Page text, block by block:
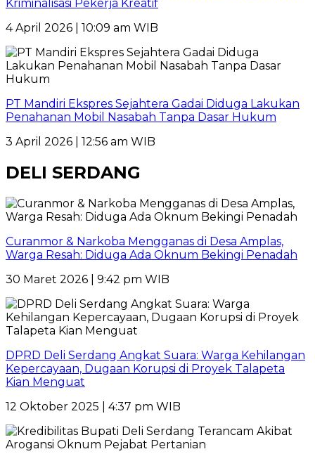
Kriminalisasi Pekerja Kreatif
4 April 2026 | 10:09 am WIB
PT Mandiri Ekspres Sejahtera Gadai Diduga Lakukan
Penahanan Mobil Nasabah Tanpa Dasar Hukum
3 April 2026 | 12:56 am WIB
DELI SERDANG
Curanmor & Narkoba Mengganas di Desa Amplas,
Warga Resah: Diduga Ada Oknum Bekingi Penadah
30 Maret 2026 | 9:42 pm WIB
DPRD Deli Serdang Angkat Suara: Warga Kehilangan
Kepercayaan, Dugaan Korupsi di Proyek Talapeta
Kian Menguat
12 Oktober 2025 | 4:37 pm WIB